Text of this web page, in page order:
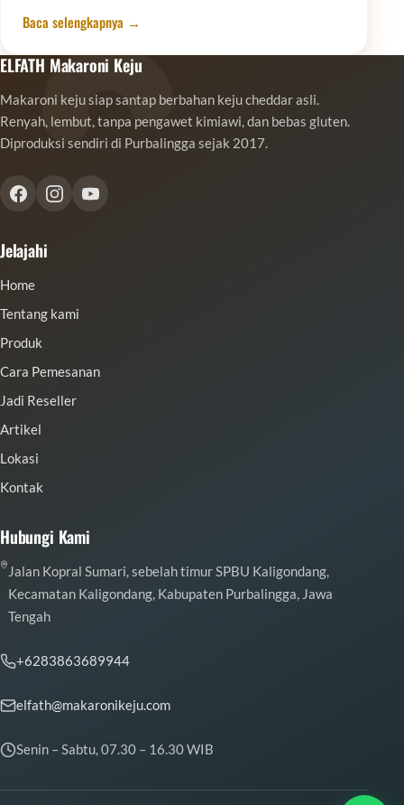
Baca selengkapnya Gratis Ongkir via Tokopedia
ELFATH Makaroni Keju
Makaroni keju siap santap berbahan keju cheddar asli.
Renyah, lembut, tanpa pengawet kimiawi, dan bebas gluten.
Diproduksi sendiri di Purbalingga sejak 2017.
Jelajahi
Home
Tentang kami
Produk
Cara Pemesanan
Jadi Reseller
Artikel
Lokasi
Kontak
Hubungi Kami
Jalan Kopral Sumari, sebelah timur SPBU Kaligondang,
Kecamatan Kaligondang, Kabupaten Purbalingga, Jawa
Tengah
+6283863689944
elfath@makaronikeju.com
Senin – Sabtu, 07.30 – 16.30 WIB